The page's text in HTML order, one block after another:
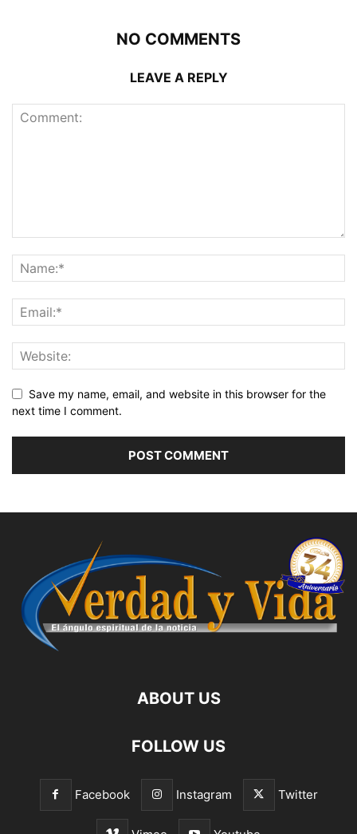
NO COMMENTS
LEAVE A REPLY
Save my name, email, and website in this browser for the
next time I comment.
ABOUT US
FOLLOW US
Facebook Instagram Twitter